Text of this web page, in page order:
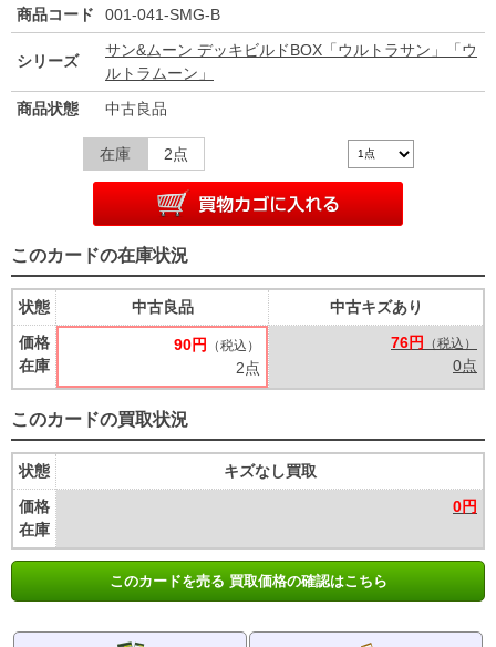
商品コード
001-041-SMG-B
シリーズ
サン&ムーン デッキビルドBOX「ウルトラサン」「ウ
ルトラムーン」
商品状態
中古良品
在庫 2点
このカードの在庫状況
状態
価格
在庫
中古良品
90円 （税込）
2点
中古キズあり
76円
（税込）
0点
このカードの買取状況
状態
価格
在庫
キズなし買取
0円
このカードを売る 買取価格の確認はこちら